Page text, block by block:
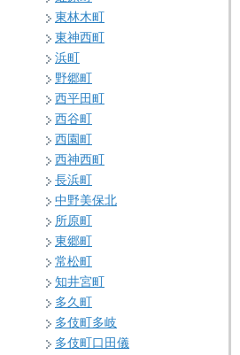
東林木町
東神西町
浜町
野郷町
西平田町
西谷町
西園町
西神西町
長浜町
中野美保北
所原町
東郷町
常松町
知井宮町
多久町
多伎町多岐
多伎町口田儀